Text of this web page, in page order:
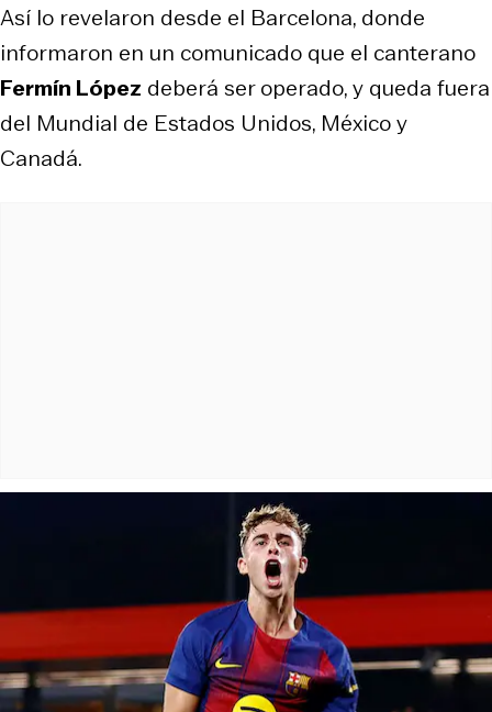
Así lo revelaron desde el Barcelona, donde
informaron en un comunicado que el canterano
Fermín López deberá ser operado, y queda fuera
del Mundial de Estados Unidos, México y
Canadá.